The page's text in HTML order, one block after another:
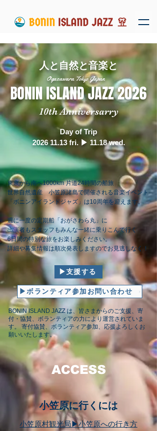
​人と自然と音楽と
​Ogasawara Tokyo Japan
​BONIN ISLAND JAZZ 2026
​10th Anniversarry
Day of Trip
​2026 11.13 fri. ▶︎ 11.18 wed.
東京から南へ1000km 片道24時間の船旅
世界自然遺産 小笠原諸島で開催される音楽イベント
​「ボニンアイランドジャズ」は10周年を迎えます。
週に一度の定期船「おがさわら丸」に
出演者もスタッフもみんな一緒に乗りこんで行く
6日間の特別な旅をお楽しみください。
詳細や募集情報は順次発表しますのでお見逃しなく！
▶︎支援する
▶︎ボランティア参加お問い合わせ
BONIN ISLAND JAZZ は、皆さまからのご支援、寄
付・協賛、ボランティアの力により運営されていま
す。 寄付協賛、ボランティア参加、応援よろしくお
願いいたします。
ACCESS
​小笠原に行くには
​小笠原村観光局▶︎小笠原への行き方